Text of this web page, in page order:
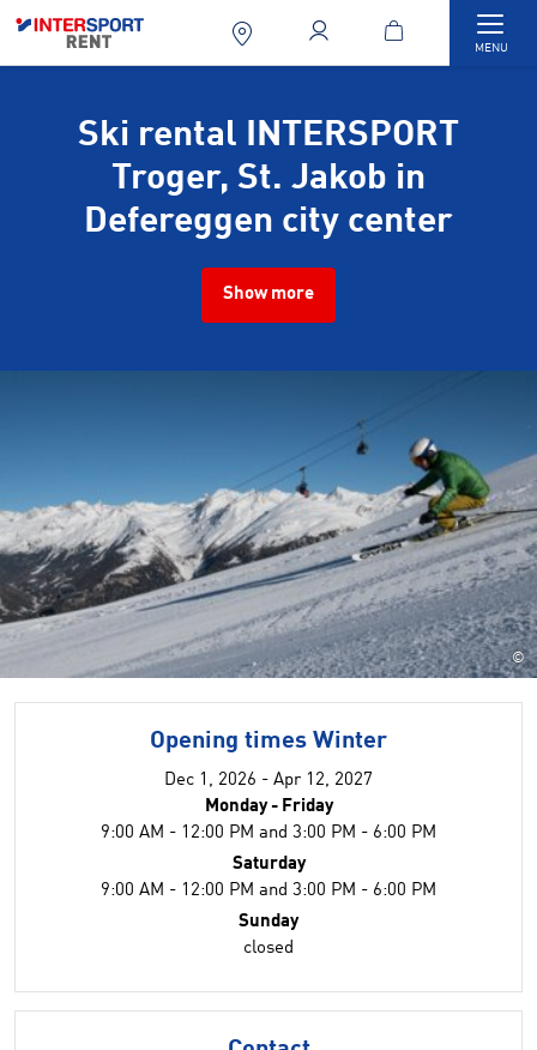
MENU
Ski rental INTERSPORT
Troger, St. Jakob in
Defereggen city center
Show more
©
Opening times Winter
Dec 1, 2026 - Apr 12, 2027
Monday - Friday
9:00 AM - 12:00 PM and 3:00 PM - 6:00 PM
Saturday
9:00 AM - 12:00 PM and 3:00 PM - 6:00 PM
Sunday
closed